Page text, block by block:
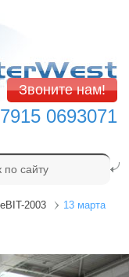
Звоните нам!
0693071
2003 13 марта